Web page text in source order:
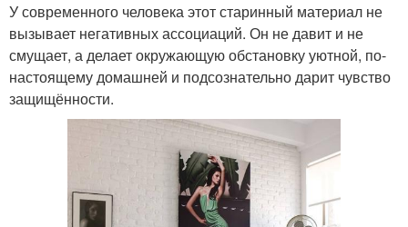
У современного человека этот старинный материал не
вызывает негативных ассоциаций. Он не давит и не
смущает, а делает окружающую обстановку уютной, по-
настоящему домашней и подсознательно дарит чувство
защищённости.